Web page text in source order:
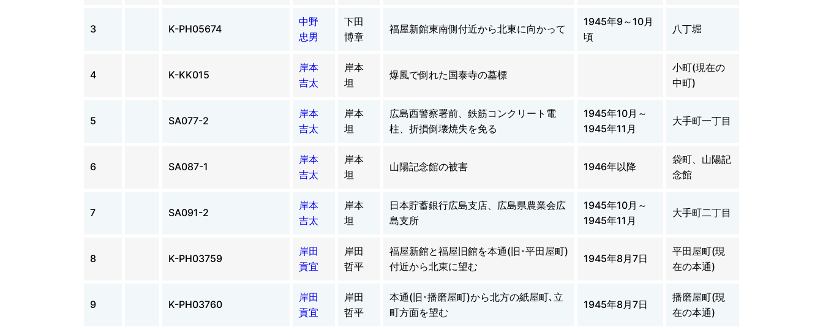
3 K-PH05674
中野
忠男
下田
博章
福屋新館東南側付近から北東に向かって
1945年9～10月
頃
八丁堀
4 K-KK015
岸本
吉太
岸本
坦
爆風で倒れた国泰寺の墓標
小町(現在の
中町)
5 SA077-2
岸本
吉太
岸本
坦
広島西警察署前、鉄筋コンクリート電
柱、折損倒壊焼失を免る
1945年10月～
1945年11月
大手町一丁目
6 SA087-1
岸本
吉太
岸本
坦
山陽記念館の被害 1946年以降
袋町、山陽記
念館
7 SA091-2
岸本
吉太
岸本
坦
日本貯蓄銀行広島支店、広島県農業会広
島支所
1945年10月～
1945年11月
大手町二丁目
8 K-PH03759
岸田
貢宜
岸田
哲平
福屋新館と福屋旧館を本通(旧･平田屋町)
付近から北東に望む
1945年8月7日
平田屋町(現
在の本通)
9 K-PH03760
岸田
貢宜
岸田
哲平
本通(旧･播磨屋町)から北方の紙屋町､立
町方面を望む
1945年8月7日
播磨屋町(現
在の本通)